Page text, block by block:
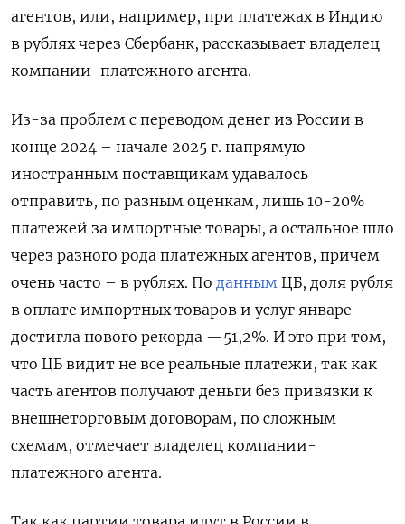
агентов, или, например, при платежах в Индию
в рублях через Сбербанк, рассказывает владелец
компании-платежного агента.
Из-за проблем с переводом денег из России в
конце 2024 – начале 2025 г. напрямую
иностранным поставщикам удавалось
отправить, по разным оценкам, лишь 10-20%
платежей за импортные товары, а остальное шло
через разного рода платежных агентов, причем
очень часто – в рублях. По данным ЦБ, доля рубля
в оплате импортных товаров и услуг январе
достигла нового рекорда —51,2%. И это при том,
что ЦБ видит не все реальные платежи, так как
часть агентов получают деньги без привязки к
внешнеторговым договорам, по сложным
схемам, отмечает владелец компании-
платежного агента.